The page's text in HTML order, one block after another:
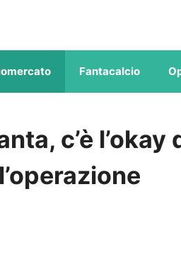
Fantacalcio
c’è l’okay